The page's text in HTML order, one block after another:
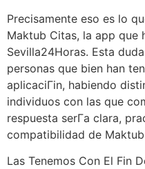
Precisamente eso es lo
Maktub Citas, la app que
Sevilla24Horas. Esta
personas que bien han
aplicaciГіn, habiendo
individuos con las que
respuesta serГ­a clara,
compatibilidad de
Las Tenemos Con El Fin